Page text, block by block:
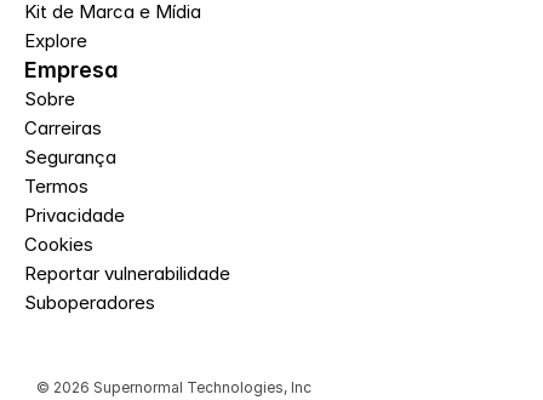
Kit de Marca e Mídia
Explore
Empresa
Sobre
Carreiras
Segurança
Termos
Privacidade
Cookies
Reportar vulnerabilidade
Suboperadores
© 2026 Supernormal Technologies, Inc